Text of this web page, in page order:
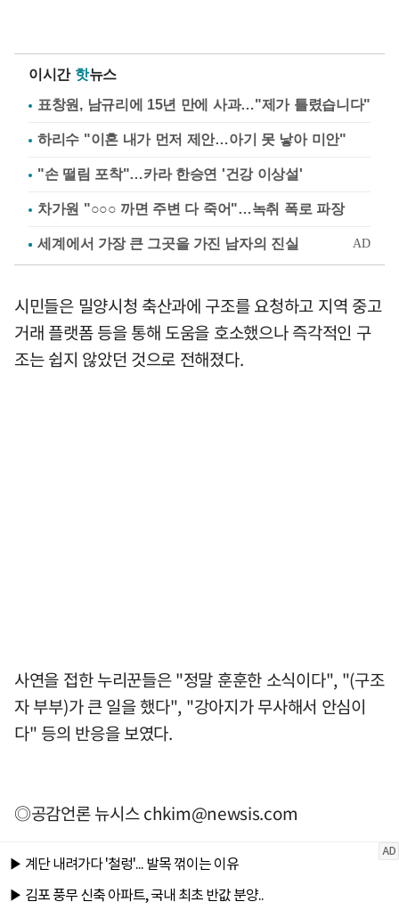
이시간 핫뉴스
표창원, 남규리에 15년 만에 사과…"제가 틀렸습니다"
하리수 "이혼 내가 먼저 제안…아기 못 낳아 미안"
"손 떨림 포착"…카라 한승연 '건강 이상설'
차가원 "○○○ 까면 주변 다 죽어"…녹취 폭로 파장
시민들은 밀양시청 축산과에 구조를 요청하고 지역 중고
거래 플랫폼 등을 통해 도움을 호소했으나 즉각적인 구
조는 쉽지 않았던 것으로 전해졌다.
사연을 접한 누리꾼들은 "정말 훈훈한 소식이다", "(구조
자 부부)가 큰 일을 했다", "강아지가 무사해서 안심이
다" 등의 반응을 보였다.
◎공감언론 뉴시스chkim@newsis.com